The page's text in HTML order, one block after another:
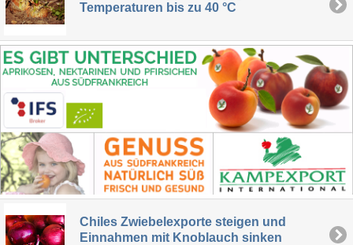
Temperaturen bis zu 40 °C
Chiles Zwiebelexporte steigen und
Einnahmen mit Knoblauch sinken